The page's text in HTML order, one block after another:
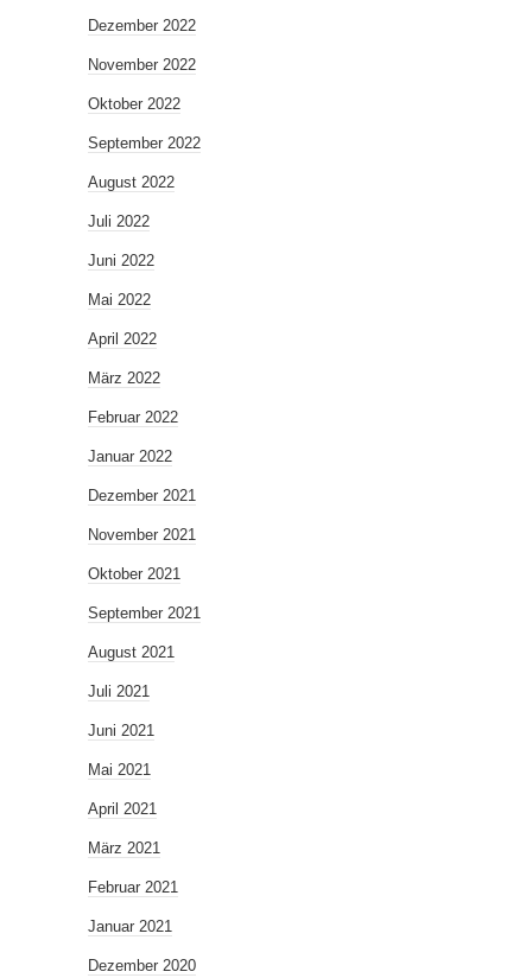
Dezember 2022
November 2022
Oktober 2022
September 2022
August 2022
Juli 2022
Juni 2022
Mai 2022
April 2022
März 2022
Februar 2022
Januar 2022
Dezember 2021
November 2021
Oktober 2021
September 2021
August 2021
Juli 2021
Juni 2021
Mai 2021
April 2021
März 2021
Februar 2021
Januar 2021
Dezember 2020